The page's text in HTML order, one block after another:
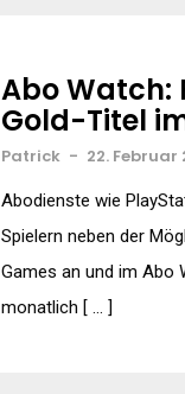
Abo Watch:
Gold-Titel
Patrick - 22. Februar
Abodienste wie
Spielern neben der
Games an und im Abo
monatlich [ … ]